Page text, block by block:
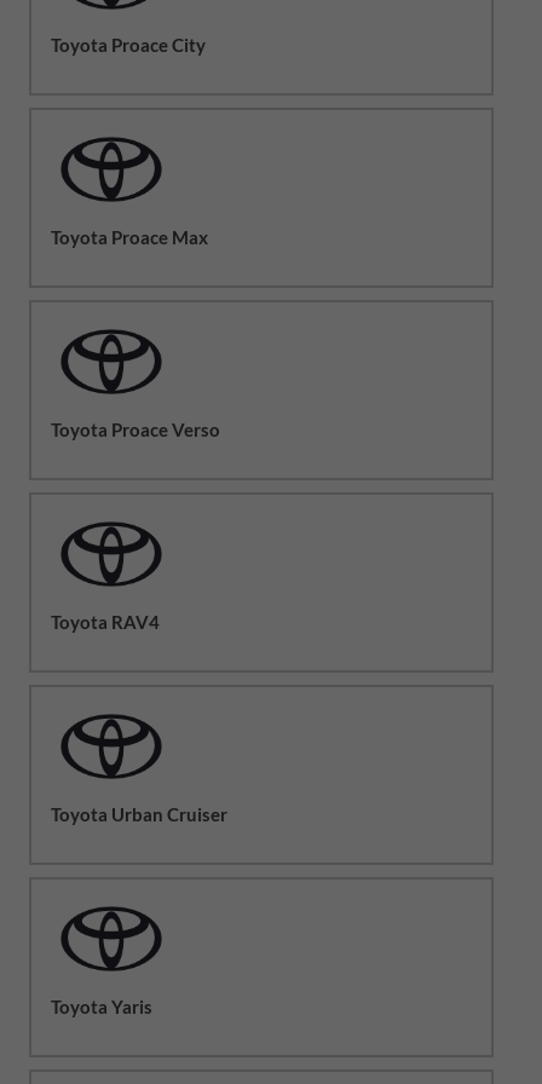
Toyota Proace City
Toyota Proace Max
Toyota Proace Verso
Toyota RAV4
Toyota Urban Cruiser
Toyota Yaris